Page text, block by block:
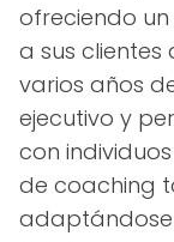
ofreciendo
a sus clientes
varios años
ejecutivo y
con
de coaching